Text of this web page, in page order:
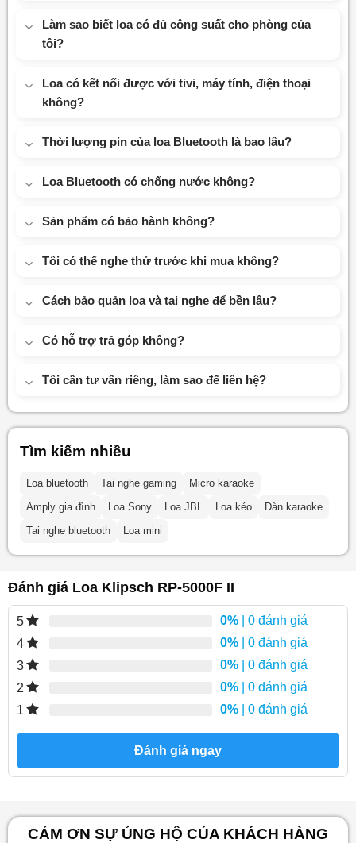
Làm sao biết loa có đủ công suất cho phòng của
tôi?
Loa có kết nối được với tivi, máy tính, điện thoại
không?
Thời lượng pin của loa Bluetooth là bao lâu?
Loa Bluetooth có chống nước không?
Sản phẩm có bảo hành không?
Tôi có thể nghe thử trước khi mua không?
Cách bảo quản loa và tai nghe để bền lâu?
Có hỗ trợ trả góp không?
Tôi cần tư vấn riêng, làm sao để liên hệ?
Tìm kiếm nhiều
Loa bluetooth Tai nghe gaming
Micro karaoke
Amply gia đình
Loa Sony Loa JBL Loa kéo
Dàn karaoke
Tai nghe bluetooth
Loa mini
Đánh giá Loa Klipsch RP-5000F II
5 0% | 0 đánh giá
4
0% | 0 đánh giá
3
0% | 0 đánh giá
2
0% | 0 đánh giá
1
0% | 0 đánh giá
Đánh giá ngay
CẢM ƠN SỰ ỦNG HỘ CỦA KHÁCH HÀNG